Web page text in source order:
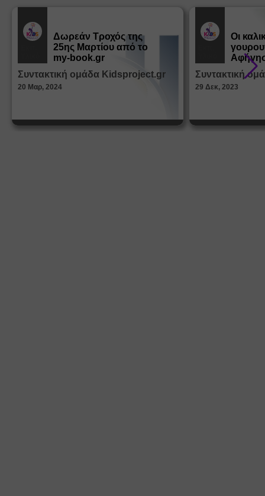
Δωρεάν Tροχός της
25ης Μαρτίου από το
my-book.gr
Συντακτική ομάδα Kidsproject.gr
20 Μαρ, 2024
Οι
από τα
Συντακτική
29 Δεκ, 2023